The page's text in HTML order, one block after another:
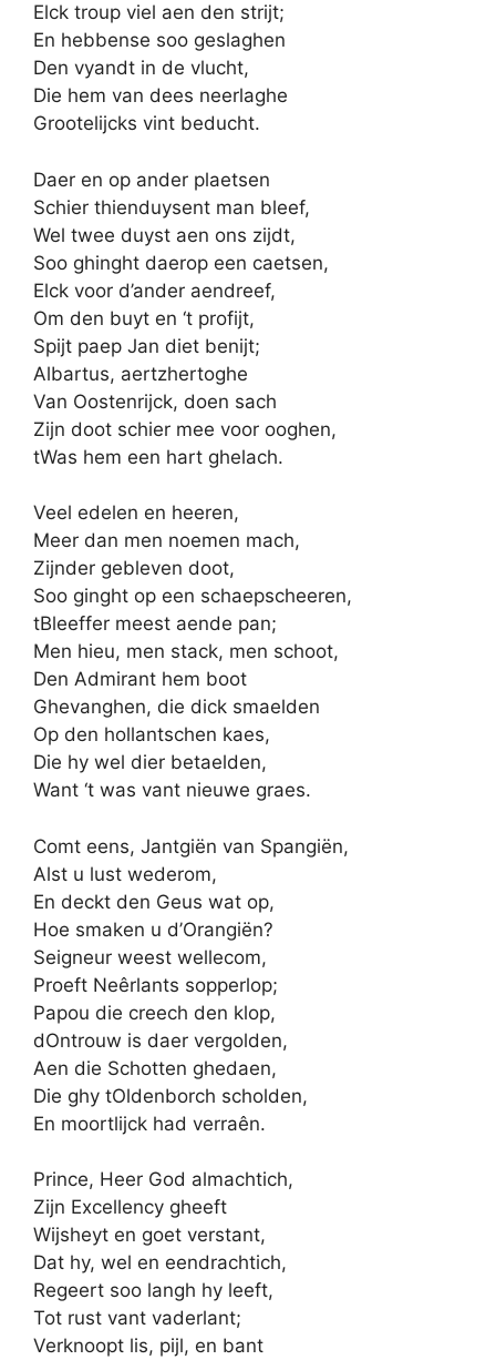
Elck troup viel aen den strijt;
En hebbense soo geslaghen
Den vyandt in de vlucht,
Die hem van dees neerlaghe
Grootelijcks vint beducht.
Daer en op ander plaetsen
Schier thienduysent man bleef,
Wel twee duyst aen ons zijdt,
Soo ghinght daerop een caetsen,
Elck voor d’ander aendreef,
Om den buyt en ‘t profijt,
Spijt paep Jan diet benijt;
Albartus, aertzhertoghe
Van Oostenrijck, doen sach
Zijn doot schier mee voor ooghen,
tWas hem een hart ghelach.
Veel edelen en heeren,
Meer dan men noemen mach,
Zijnder gebleven doot,
Soo ginght op een schaepscheeren,
tBleeffer meest aende pan;
Men hieu, men stack, men schoot,
Den Admirant hem boot
Ghevanghen, die dick smaelden
Op den hollantschen kaes,
Die hy wel dier betaelden,
Want ‘t was vant nieuwe graes.
Comt eens, Jantgiën van Spangiën,
Alst u lust wederom,
En deckt den Geus wat op,
Hoe smaken u d’Orangiën?
Seigneur weest wellecom,
Proeft Neêrlants sopperlop;
Papou die creech den klop,
dOntrouw is daer vergolden,
Aen die Schotten ghedaen,
Die ghy tOldenborch scholden,
En moortlijck had verraên.
Prince, Heer God almachtich,
Zijn Excellency gheeft
Wijsheyt en goet verstant,
Dat hy, wel en eendrachtich,
Regeert soo langh hy leeft,
Tot rust vant vaderlant;
Verknoopt lis, pijl, en bant